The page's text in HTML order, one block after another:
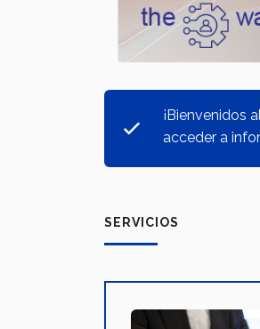
¡Bienvenidos
acceder a
SERVICIOS